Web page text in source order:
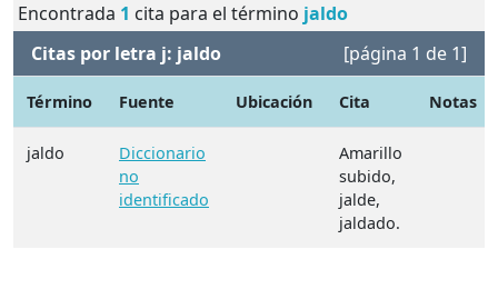
Encontrada 1 cita para el término jaldo
Citas por letra j: jaldo
[página 1 de 1]
Término Fuente Ubicación Cita Notas
jaldo
Diccionario
no
identificado
Amarillo
subido,
jalde,
jaldado.